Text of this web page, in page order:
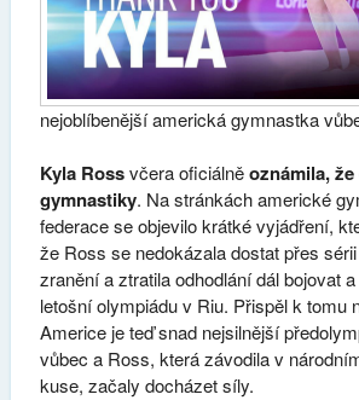
nejoblíbenější americká gymnastka
Kyla Rossvčera oficiálněoznámila,
gymnastiky. Na stránkách americké
federace se objevilo krátké vyjádření,
že Ross se nedokázala dostat přes
zranění a ztratila odhodlání dál bojovat
letošní olympiádu v Riu. Přispěl k tomu
Americe je teď snad nejsilnější
vůbec a Ross, která závodila v
kuse, začaly docházet síly.